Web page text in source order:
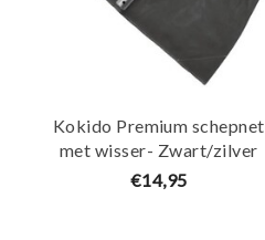
Kokido Premium schepnet
met wisser- Zwart/zilver
€14,95